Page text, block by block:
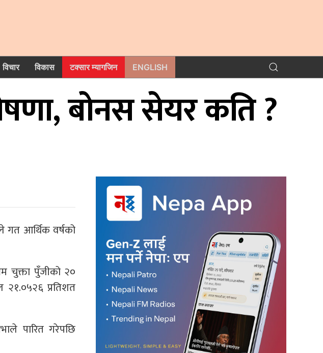
विचार विकास टक्सार म्यागजिन ENGLISH
बोनस सेयर कति ?
गत आर्थिक वर्षको
चुक्ता पुँजीको २०
प्रतिशत
पारित गरेपछि